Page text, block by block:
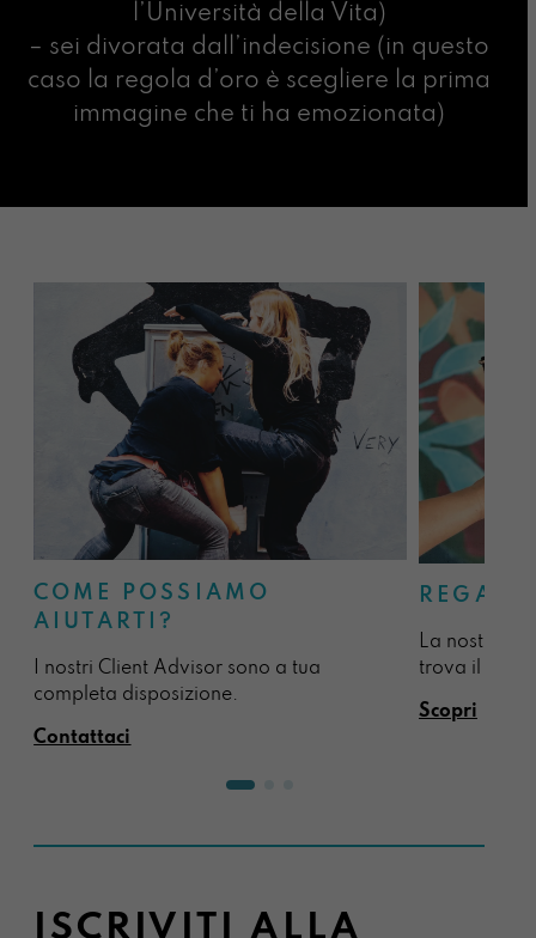
l’Università della Vita)
– sei divorata dall’indecisione (in questo
caso la regola d’oro è scegliere la prima
immagine che ti ha emozionata)
COME POSSIAMO
AIUTARTI?
I nostri Client Advisor sono a tua
completa disposizione.
Contattaci
La nostra
trova il
Scopri
ISCRIVITI ALLA